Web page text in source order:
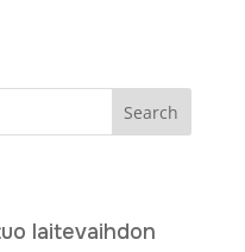
Search
laitevaihdon